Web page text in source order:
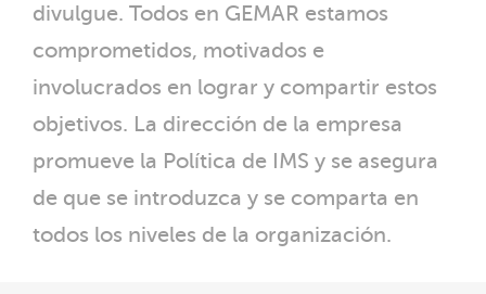
divulgue. Todos en GEMAR estamos
comprometidos, motivados e
involucrados en lograr y compartir estos
objetivos. La dirección de la empresa
promueve la Política de IMS y se asegura
de que se introduzca y se comparta en
todos los niveles de la organización.